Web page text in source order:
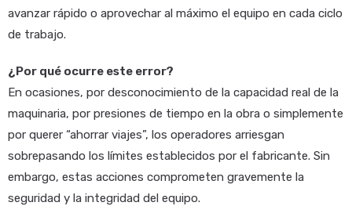
avanzar rápido o aprovechar al máximo el equipo en cada ciclo
de trabajo.
¿Por qué ocurre este error?
En ocasiones, por desconocimiento de la capacidad real de la
maquinaria, por presiones de tiempo en la obra o simplemente
por querer “ahorrar viajes”, los operadores arriesgan
sobrepasando los límites establecidos por el fabricante. Sin
embargo, estas acciones comprometen gravemente la
seguridad y la integridad del equipo.